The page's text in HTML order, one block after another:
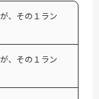
、その１ラン
、その１ラン